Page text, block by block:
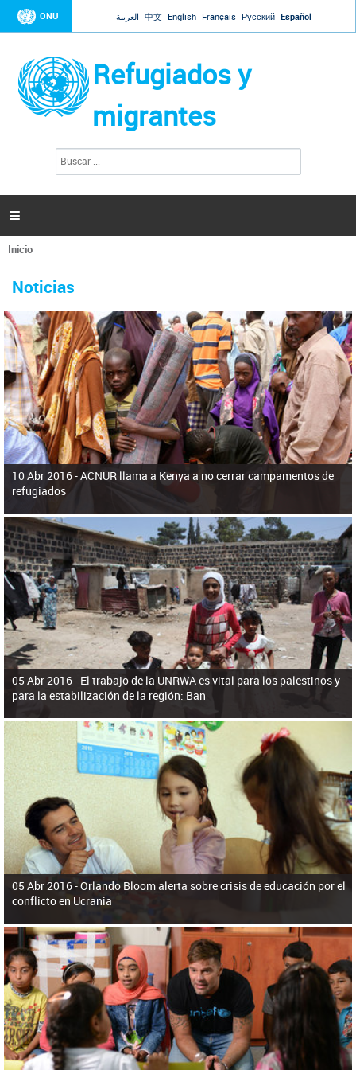
Jump to navigation
ONU العربية 中文 English Français Русский Español
Refugiados y
migrantes
l
d
e
b
ú
s
q
u
e
d
a
s

Se
usted
aquí
Inicio
Noticias
reforzar la ayuda humanitaria en Venezuela
El Secretario General ha respondido a la carta enviada por el presidente de la
Asamblea Nacional de Venezuela solicitando a Naciones Unidas que aumente
la ayuda humanitaria. Guerres ha reiterado que la ONU está lista para hacerlo,
pero necesita el consentimiento y la colaboración del Gobierno.
10 Abr 2016 -ACNUR llama a Kenya a no cerrar campamentos de
refugiados
05 Abr 2016 - El trabajo de la UNRWA es vital para los palestinos y
para la estabilización de la región: Ban
05 Abr 2016 -Orlando Bloom alerta sobre crisis de educación por el
conflicto en Ucrania